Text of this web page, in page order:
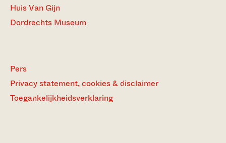
Huis Van Gijn
Dordrechts Museum
Pers
Privacy statement, cookies & disclaimer
Toegankelijkheidsverklaring